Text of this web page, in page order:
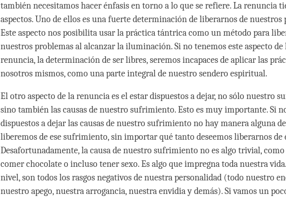
también necesitamos hacer énfasis en torno a lo que se refiere. La renuncia
aspectos. Uno de ellos es una fuerte determinación de liberarnos de nuestros
Este aspecto nos posibilita usar la práctica tántrica como un método para
nuestros problemas al alcanzar la iluminación. Si no tenemos este aspecto de
renuncia, la determinación de ser libres, seremos incapaces de aplicar las
nosotros mismos, como una parte integral de nuestro sendero espiritual.
El otro aspecto de la renuncia es el estar dispuestos a dejar, no sólo nuestro
sino también las causas de nuestro sufrimiento. Esto es muy importante. Si
dispuestos a dejar las causas de nuestro sufrimiento no hay manera alguna
liberemos de ese sufrimiento, sin importar qué tanto deseemos liberarnos de
Desafortunadamente, la causa de nuestro sufrimiento no es algo trivial,
comer chocolate o incluso tener sexo. Es algo que impregna toda nuestra
nivel, son todos los rasgos negativos de nuestra personalidad (todo nuestro
nuestro apego, nuestra arrogancia, nuestra envidia y demás). Si vamos un